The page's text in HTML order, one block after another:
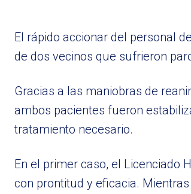
El rápido accionar del personal
de dos vecinos que sufrieron
Gracias a las maniobras de
ambos pacientes fueron
tratamiento necesario.
En el primer caso, el Licenciado
con prontitud y eficacia.